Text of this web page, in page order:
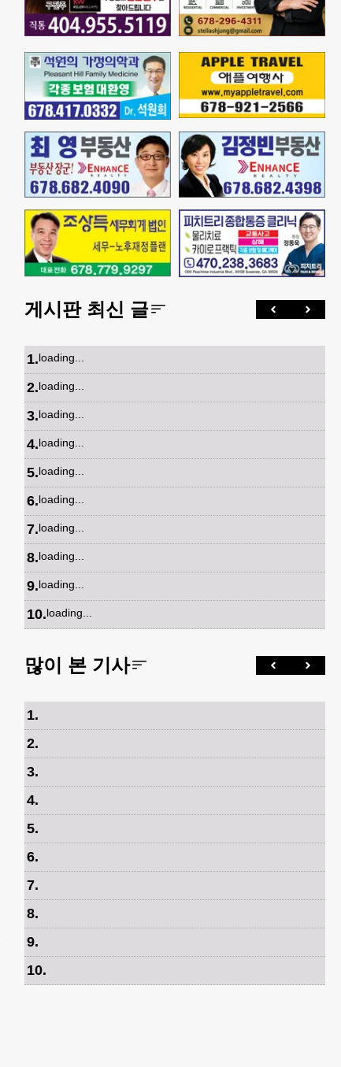
게시판 최신 글
1.loading...
2.loading...
3.loading...
4.loading...
5.loading...
6.loading...
7.loading...
8.loading...
9.loading...
10.loading...
많이 본 기사
1.
2.
3.
4.
5.
6.
7.
8.
9.
10.